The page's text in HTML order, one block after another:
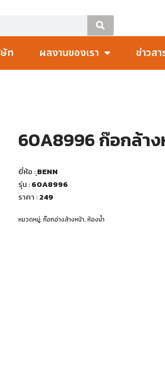
ท ผลงานของเรา ข่าวส
60A8996 ก๊อกล้าง
ยี่ห้อ :ฺBENN
รุ่น :60A8996
ราคา :249
หมวดหมู่: ก๊อกอ่างล้างหน้า, ห้องน้ำ